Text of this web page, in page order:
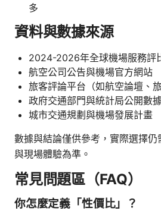
多
資料與數據來源
2024-2026年全球機場服務評
航空公司公告與機場官方網站
旅客評論平台（如航空論壇、旅
政府交通部門與統計局公開數
城市交通規劃與機場發展計畫
數據與結論僅供參考，實際選擇
與現場體驗為準。
常見問題區（FAQ）
你怎麼定義「性價比」？